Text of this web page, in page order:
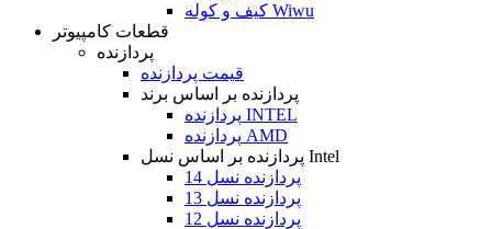
کیف و کوله Wiwu
قطعات کامپیوتر
پردازنده
قیمت پردازنده
پردازنده بر اساس برند
پردازنده INTEL
پردازنده AMD
پردازنده بر اساس نسل Intel
پردازنده نسل 14
پردازنده نسل 13
پردازنده نسل 12